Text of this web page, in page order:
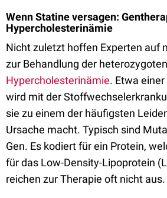
Wenn Statine versagen:
Hypercholesterinämie
Nicht zuletzt hoffen Experten auf
zur Behandlung der heterozygoten
Hypercholesterinämie. Etwa
wird mit der
sie zu einem der häufigsten
Ursache macht. Typisch sind
Gen. Es kodiert für ein Protein,
für das Low-Density-Lipoprotein
reichen zur Therapie oft nicht aus.